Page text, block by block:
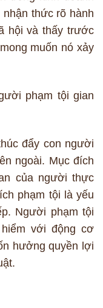
thức rõ hành
hội và thấy trước
muốn nó xảy
phạm tội gian
đẩy con người
ngoài. Mục đích
của người thực
phạm tội là yếu
Người phạm tội
với động cơ
hưởng quyền lợi